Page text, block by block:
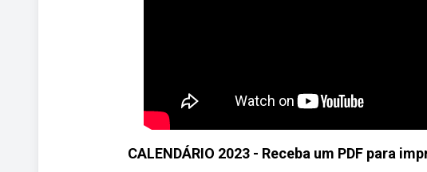
CALENDÁRIO 2023 - Receba um PDF para